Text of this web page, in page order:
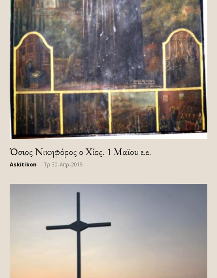
Όσιος Νικηφόρος ο Χίος. 1 Μαϊου ε.ε.
Askitikon Τρ 30-Απρ-2019